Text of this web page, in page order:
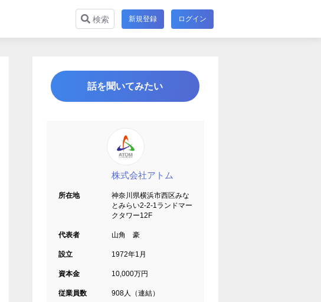
検索 新規登録 ログイン
話を聞いてみたい
株式会社アトム
所在地
神奈川県横浜市西区みな
とみらい2-2-1ランドマー
クタワー12F
代表者 山角 豪
設立 1972年1月
資本金 10,000万円
従業員数 908人（連結）